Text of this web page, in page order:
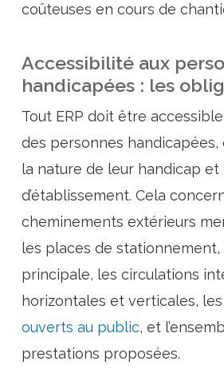
coûteuses en cours de
Accessibilité aux
handicapées : les
Tout ERP doit être accessible
des personnes
la nature de leur handicap
d’établissement. Cela
cheminements extérieurs
les places de stationnement,
principale, les circulations
horizontales et verticales, les
ouverts au public, et
prestations proposées.